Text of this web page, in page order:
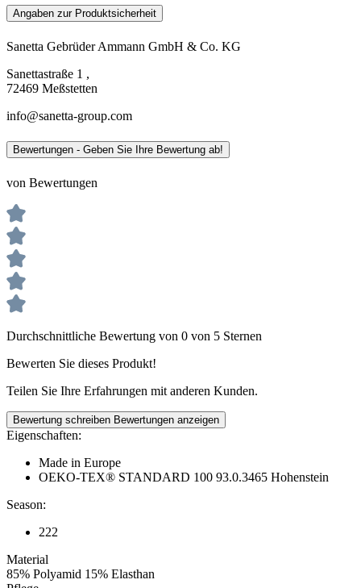
Angaben zur Produktsicherheit
Sanetta Gebrüder Ammann GmbH & Co. KG
Sanettastraße 1 ,
72469 Meßstetten
info@sanetta-group.com
Bewertungen - Geben Sie Ihre Bewertung ab!
von Bewertungen
Durchschnittliche Bewertung von 0 von 5 Sternen
Bewerten Sie dieses Produkt!
Teilen Sie Ihre Erfahrungen mit anderen Kunden.
Bewertung schreiben Bewertungen anzeigen
Eigenschaften:
Made in Europe
OEKO-TEX® STANDARD 100 93.0.3465 Hohenstein
Season:
222
Material
85% Polyamid 15% Elasthan